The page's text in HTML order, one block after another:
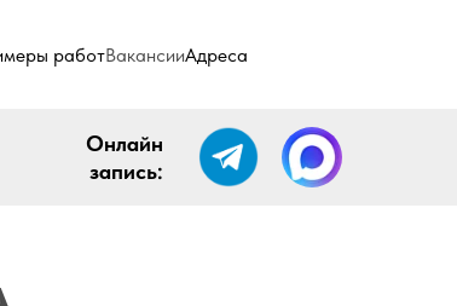
работВакансииАдреса
Онлайн
запись: